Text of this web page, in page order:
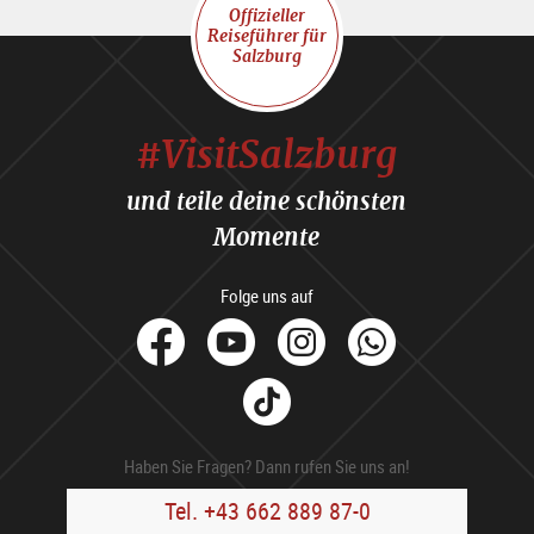
Offizieller
Reiseführer für
Salzburg
#VisitSalzburg
und teile deine schönsten
Momente
Folge uns auf
facebook
YoutubeInstagram
Tik
Tok
Haben Sie Fragen? Dann rufen Sie uns an!
Tel. +43 662 889 87-0